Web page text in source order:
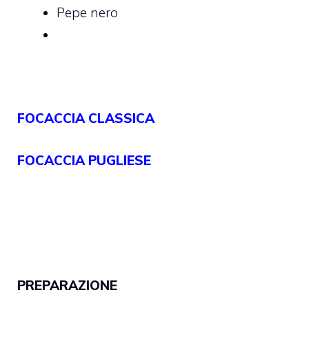
Pepe nero
FOCACCIA CLASSICA
FOCACCIA PUGLIESE
PREPARAZIONE